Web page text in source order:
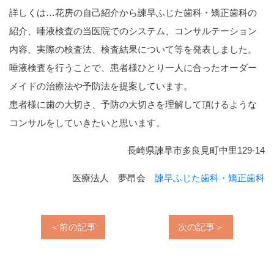
詳しくは…花房の自己紹介から諫早ふじた歯科・矯正歯科の
紹介、唾液検査の当医院でのシステム、コンサルテーション
内容、実際の検査法、検査結果について等を発表しました。
唾液検査を行うことで、患者様ひとり一人に合ったオーダー
メイドの治療法や予防法を提案しています。
患者様に歯の大切さ、予防の大切さを理解して頂けるような
コンサルをしていきたいと思います。
長崎県諫早市多良見町中里129-14
医療法人 夢昂会 諫早ふじた歯科・矯正歯科
＜前の記事 次の記事＞